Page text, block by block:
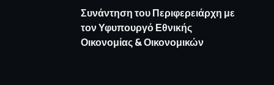
Συνάντηση του Περιφερειάρχη με
τον Υφυπουργό Εθνικής
Οικονομίας & Οικονομικών